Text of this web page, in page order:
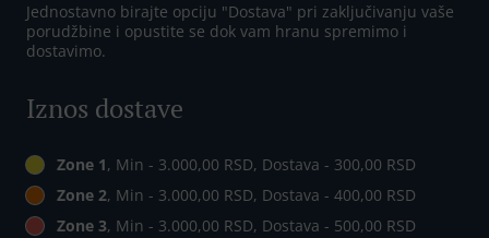
Jednostavno birajte opciju "Dostava" pri zaključivanju vaše
porudžbine i opustite se dok vam hranu spremimo i
dostavimo.
Iznos dostave
Zone 1, Min - 3.000,00 RSD, Dostava - 300,00 RSD
Zone 2, Min - 3.000,00 RSD, Dostava - 400,00 RSD
Zone 3, Min - 3.000,00 RSD, Dostava - 500,00 RSD